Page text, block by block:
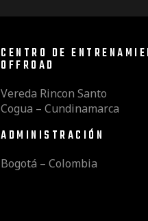
CENTRO DE
OFFROAD
Vereda Rincon Santo
Cogua – Cundinamarca
ADMINISTRACIÓN
Bogotá – Colombia